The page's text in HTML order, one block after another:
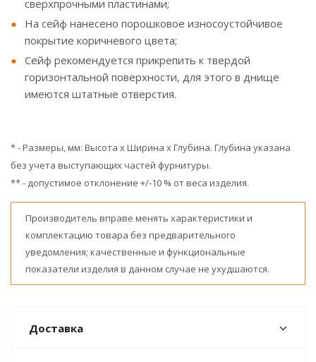
сверхпрочными пластинами;
На сейф нанесено порошковое износоустойчивое
покрытие коричневого цвета;
Сейф рекомендуется прикрепить к твердой
горизонтальной поверхности, для этого в днище
имеются штатные отверстия.
* - Размеры, мм: Высота x Ширина x Глубина. Глубина указана
без учета выступающих частей фурнитуры.
** - допустимое отклонение +/-10 % от веса изделия.
Производитель вправе менять характеристики и
комплектацию товара без предварительного
уведомления; качественные и функциональные
показатели изделия в данном случае не ухудшаются.
Доставка